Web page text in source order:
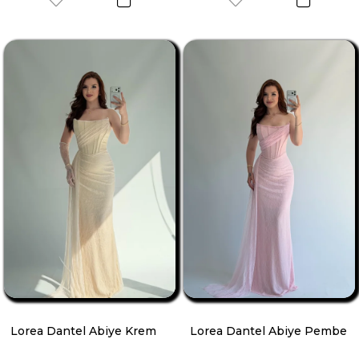
Lorea Dantel Abiye Krem Lorea Dantel Abiye Pembe